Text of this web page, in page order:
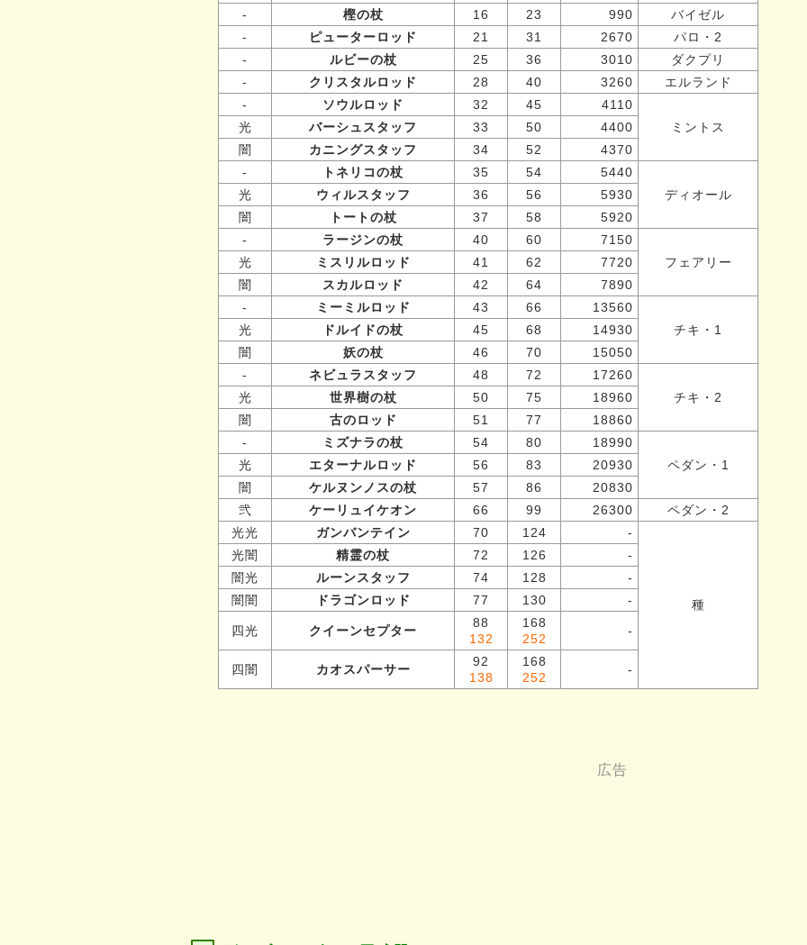
-
樫の杖 16 23 990
バイゼル
-
ピューターロッド 21 31 2670
パロ・2
-
ルビーの杖 25 36 3010
ダクプリ
-
クリスタルロッド 28 40 3260
エルランド
-
ソウルロッド 32 45
4110
ミントス
光 バーシュスタッフ 33 50
4400
闇
カニングスタッフ 34 52
4370
-
トネリコの杖 35 54
5440
ディオール
光 ウィルスタッフ 36 56
5930
闇
トートの杖 37 58
5920
-
ラージンの杖 40 60
7150
フェアリー
光 ミスリルロッド 41 62
7720
闇
スカルロッド 42 64
7890
-
ミーミルロッド 43 66
13560
チキ・1
光 ドルイドの杖 45 68
14930
闇
妖の杖 46 70
15050
-
ネビュラスタッフ 48 72
17260
チキ・2
光 世界樹の杖 50 75
18960
闇
古のロッド 51 77
18860
-
ミズナラの杖 54 80
18990
ペダン・1
光 エターナルロッド 56 83
20930
闇
ケルヌンノスの杖 57 86
20830
弐
ケーリュイケオン 66 99 26300
ペダン・2
光光
ガンバンテイン 70 124 -
種
光闇 精霊の杖 72 126
-
闇光
ルーンスタッフ 74 128
-
闇闇
ドラゴンロッド 77 130 -
四光 クイーンセプター
88
132
168
252
-
四闇 カオスパーサー
92
138
168
252
-